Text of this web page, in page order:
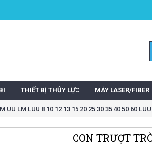
THIẾT BỊ THỦY LỰC MÁY LASER/FIBER
UU LM LUU 8 10 12 13 16 20 25 30 35 40 50 60 LUU
CON TRƯỢT